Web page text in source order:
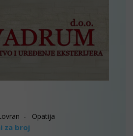
- Opatija
za broj